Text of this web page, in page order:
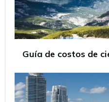
Guía de costos de